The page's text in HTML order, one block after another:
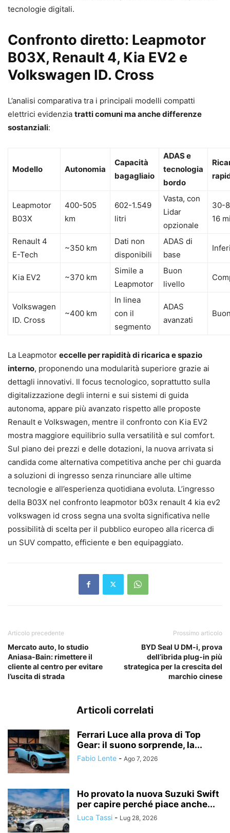
tecnologie digitali.
Confronto diretto: Leapmotor
B03X, Renault 4, Kia EV2 e
Volkswagen ID. Cross
L’analisi comparativa tra i principali modelli compatti
elettrici evidenzia tratti comuni ma anche differenze
sostanziali:
Modello Autonomia
Capacità
bagagliaio
ADAS e
tecnologia
bordo
Leapmotor
B03X
400-505
km
602-1.549
litri
Vasta, con
Lidar
opzionale
30-
16
Renault 4
E-Tech
~350 km
Dati non
disponibili
ADAS di
base
Kia EV2 ~370 km
Simile a
Leapmotor
Buon
livello
Volkswagen
ID. Cross
~400 km
In linea
con il
segmento
ADAS
avanzati
La Leapmotor eccelle per rapidità di ricarica e spazio
interno, proponendo una modularità superiore grazie ai
dettagli innovativi. Il focus tecnologico, soprattutto sulla
digitalizzazione degli interni e sui sistemi di guida
autonoma, appare più avanzato rispetto alle proposte
Renault e Volkswagen, mentre il confronto con Kia EV2
mostra maggiore equilibrio sulla versatilità e sul comfort.
Sul piano dei prezzi e delle dotazioni, la nuova arrivata si
candida come alternativa competitiva anche per chi guarda
a soluzioni di ingresso senza rinunciare alle ultime
tecnologie e all’esperienza quotidiana evoluta. L’ingresso
della B03X nel confronto leapmotor b03x renault 4 kia ev2
volkswagen id cross segna una svolta significativa nelle
possibilità di scelta per il pubblico europeo alla ricerca di
un SUV compatto, efficiente e ben equipaggiato.
Articolo precedente
Mercato auto, lo studio
Aniasa-Bain: rimettere il
cliente al centro per evitare
l’uscita di strada
Prossimo articolo
BYD Seal U DM-i, prova
dell’ibrida plug-in più
strategica per la crescita del
marchio cinese
Articoli correlati
Ferrari Luce alla prova di Top
Gear: il suono sorprende, la...
Fabio Lente - Ago 7, 2026
Ho provato la nuova Suzuki Swift
per capire perché piace anche...
Luca Tassi - Lug 28, 2026